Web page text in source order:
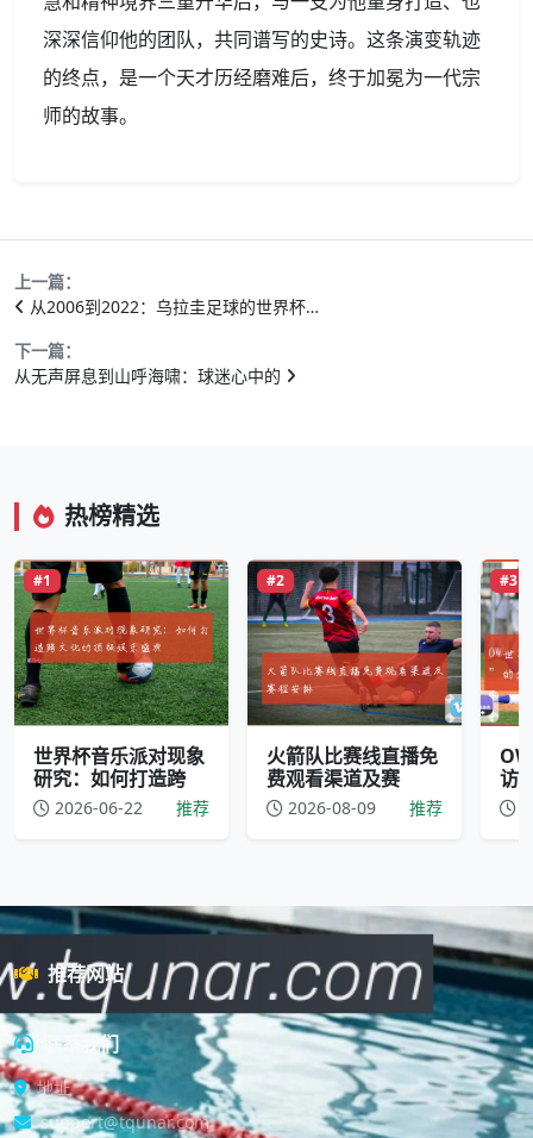
深深信仰他的团队，共同谱写的史诗。这条演变轨迹
的终点，是一个天才历经磨难后，终于加冕为一代宗
师的故事。
上一篇：
从2006到2022：乌拉圭足球的世界杯…
下一篇：
从无声屏息到山呼海啸：球迷心中的
热榜精选
#1
世界杯音乐派对现象
研究：如何打造跨
2026-06-22 推荐
#2
火箭队比赛线直播免
费观看渠道及赛
2026-08-09 推荐
#3
访
推荐网站
联系我们
地址
support@tqunar.com